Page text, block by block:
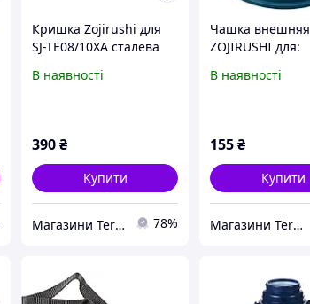
Кришка Zojirushi для
SJ-TE08/10XA сталева
В наявності
390₴
Купити
Магазини Terra Incognita 78%
Чашка внешняя
ZOJIRUSHI для:
ц:blue (80083)
В наявності
155₴
Купити
Магазини Terra Incognita